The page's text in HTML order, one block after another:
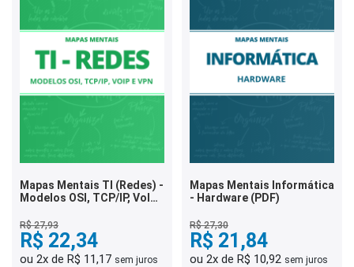
Mapas Mentais TI (Redes) -
Modelos OSI, TCP/IP, VoIP
R$ 27,93
R$ 22,34
ou 2x de R$ 11,17 sem juros
Mapas Mentais Informática
- Hardware (PDF)
R$ 27,30
R$ 21,84
ou 2x de R$ 10,92 sem juros